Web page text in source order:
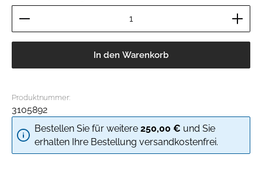
Produkt Anzahl: Gib den gewünschten Wert ein
In den Warenkorb
Produktnummer:
3105892
Bestellen Sie für weitere 250,00 € und Sie
erhalten Ihre Bestellung versandkostenfrei.